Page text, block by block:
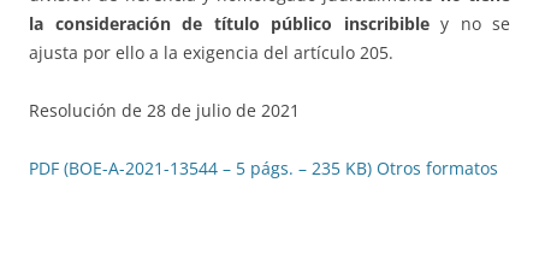
la consideración de título público inscribibley no se
ajusta por ello a la exigencia del artículo 205.
Resolución de 28 de julio de 2021
PDF (BOE-A-2021-13544 – 5 págs. – 235 KB) Otros formatos